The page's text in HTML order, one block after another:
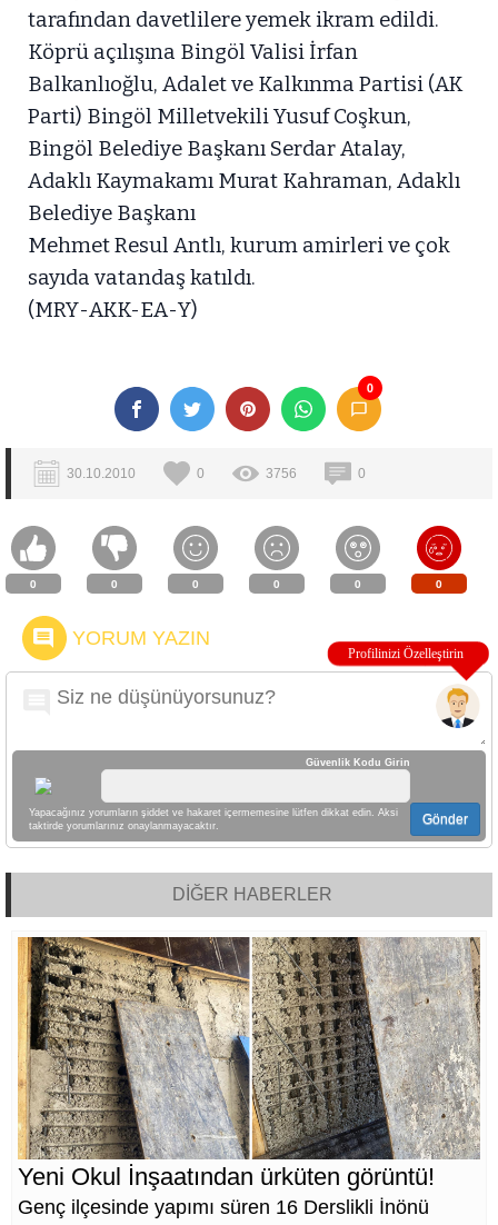
tarafından davetlilere yemek ikram edildi.
Köprü açılışına Bingöl Valisi İrfan
Balkanlıoğlu, Adalet ve Kalkınma Partisi (AK
Parti) Bingöl Milletvekili Yusuf Coşkun,
Bingöl Belediye Başkanı Serdar Atalay,
Adaklı Kaymakamı Murat Kahraman, Adaklı
Belediye Başkanı
Mehmet Resul Antlı, kurum amirleri ve çok
sayıda vatandaş katıldı.
(MRY-AKK-EA-Y)
0
30.10.2010 0 3756 0
0 0 0 0 0 0
YORUM YAZIN
Güvenlik Kodu Girin
Yapacağınız yorumların şiddet ve hakaret içermemesine lütfen dikkat edin. Aksi
taktirde yorumlarınız onaylanmayacaktır.
Gönder
DİĞER HABERLER
Yeni Okul İnşaatından ürküten görüntü!
Genç ilçesinde yapımı süren 16 Derslikli İnönü